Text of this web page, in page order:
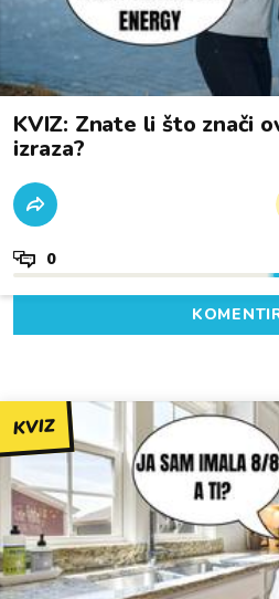
KVIZ: Znate li što znači
izraza?
0
KVIZ